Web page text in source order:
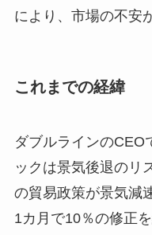
により、市場の不安
これまでの経緯
ダブルラインのCEO
ックは景気後退のリ
の貿易政策が景気減
1カ月で10％の修正